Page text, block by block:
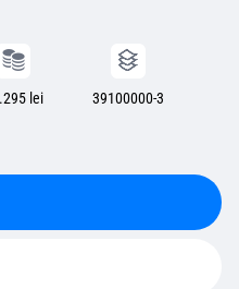
lei 39100000-3